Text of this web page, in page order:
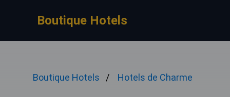
Boutique Hotels
Boutique Hotels Hotels de Charme